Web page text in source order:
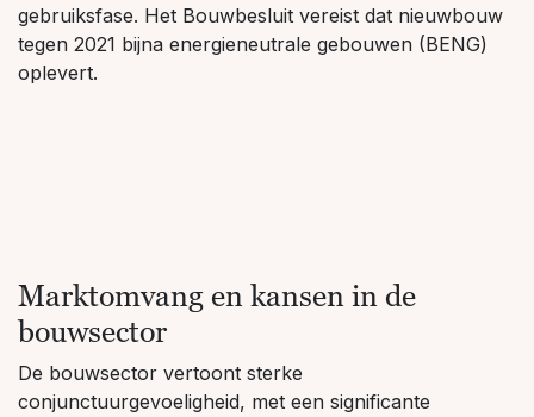
gebruiksfase. Het Bouwbesluit vereist dat nieuwbouw
tegen 2021 bijna energieneutrale gebouwen (BENG)
oplevert.
Marktomvang en kansen in de
bouwsector
De bouwsector vertoont sterke
conjunctuurgevoeligheid, met een significante